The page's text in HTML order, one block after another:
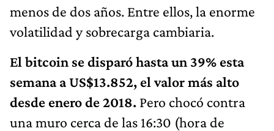
menos de dos años. Entre ellos, la enorme
volatilidad y sobrecarga cambiaria.
El bitcoin se disparó hasta un 39% esta
semana a US$13.852, el valor más alto
desde enero de 2018. Pero chocó contra
una muro cerca de las 16:30 (hora de